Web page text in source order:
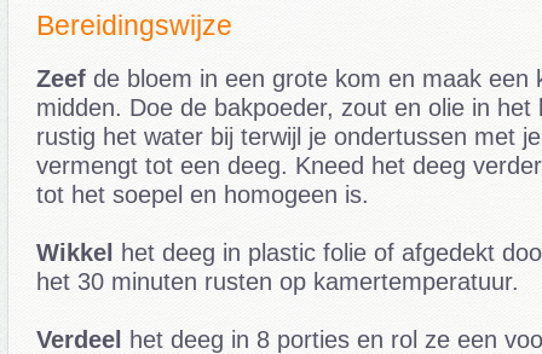
Bereidingswijze
Zeef de bloem in een grote kom en maak een
midden. Doe de bakpoeder, zout en olie in het
rustig het water bij terwijl je ondertussen met
vermengt tot een deeg. Kneed het deeg
tot het soepel en homogeen is.
Wikkel
het deeg in plastic folie of afgedekt
het 30 minuten rusten op kamertemperatuur.
Verdeel
het deeg in 8 porties en rol ze een